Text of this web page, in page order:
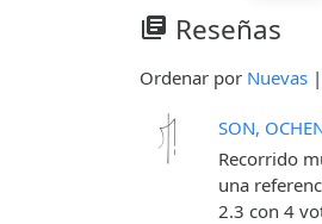
library_books Reseñas
Ordenar por Nuevas |
SON,
Recorrido
una
2.3 con 4